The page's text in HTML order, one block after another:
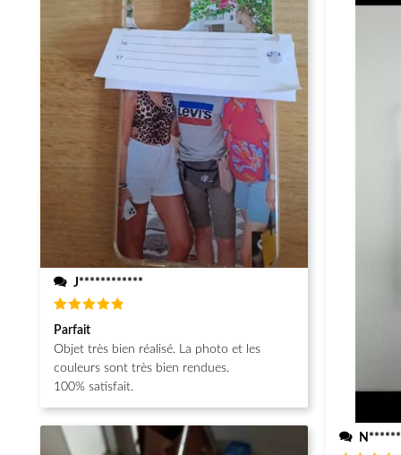
J************
Note5
sur 5
Parfait
Objet très bien réalisé. La photo et les
couleurs sont très bien rendues.
100% satisfait.